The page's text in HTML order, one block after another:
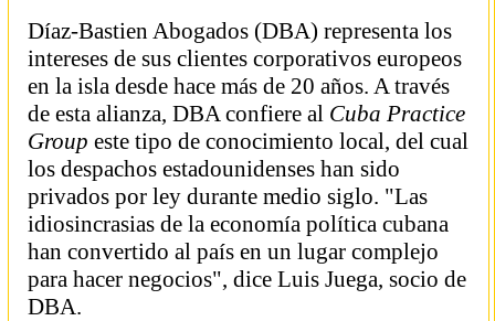
Díaz-Bastien Abogados (DBA) representa los
intereses de sus clientes corporativos europeos
en la isla desde hace más de 20 años. A través
de esta alianza, DBA confiere al Cuba Practice
Group este tipo de conocimiento local, del cual
los despachos estadounidenses han sido
privados por ley durante medio siglo. "Las
idiosincrasias de la economía política cubana
han convertido al país en un lugar complejo
para hacer negocios", dice Luis Juega, socio de
DBA.